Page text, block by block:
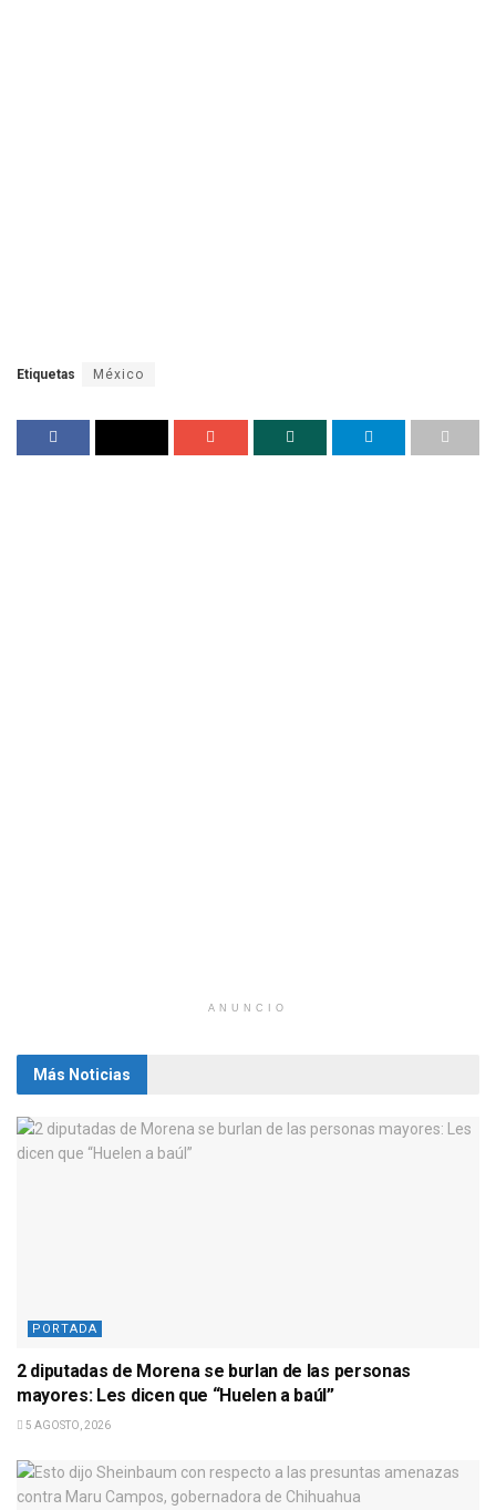
Etiquetas México
ANUNCIO
Más Noticias
PORTADA
2 diputadas de Morena se burlan de las personas
mayores: Les dicen que “Huelen a baúl”
5 AGOSTO, 2026